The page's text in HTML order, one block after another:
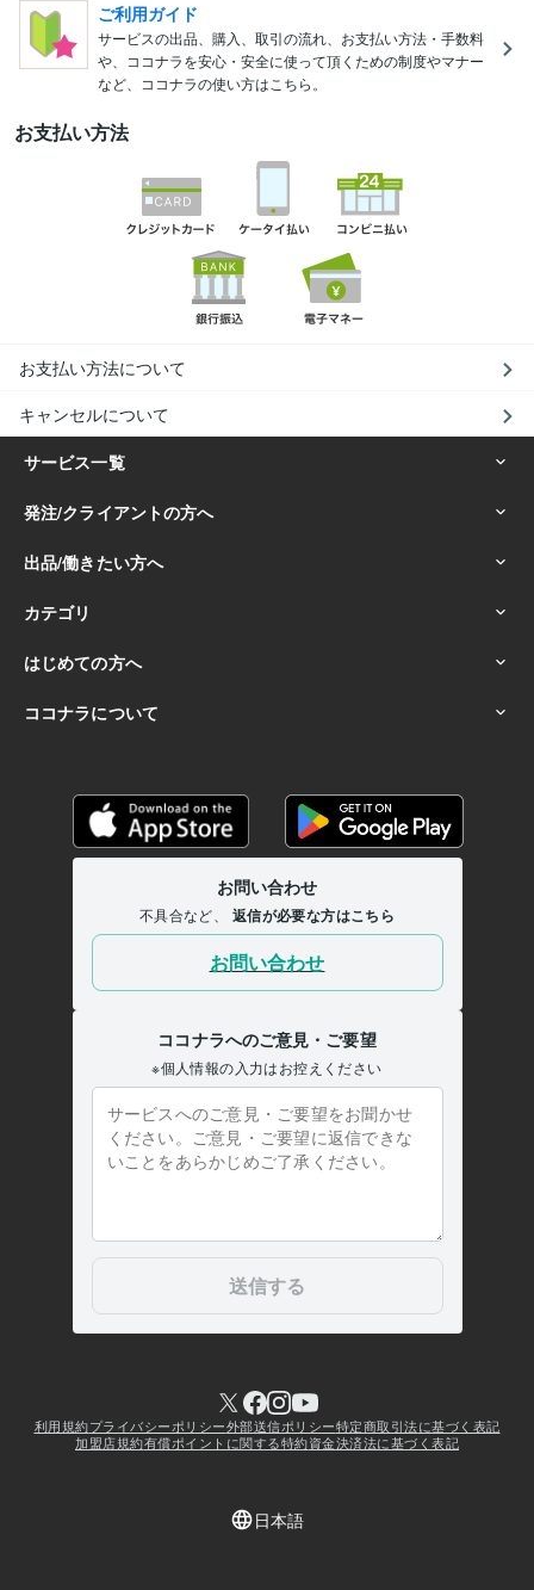
ご利用ガイド
サービスの出品、購入、取引の流れ、お支払い方法・手数料
や、ココナラを安心・安全に使って頂くための制度やマナー
など、ココナラの使い方はこちら。
お支払い方法
お支払い方法について
キャンセルについて